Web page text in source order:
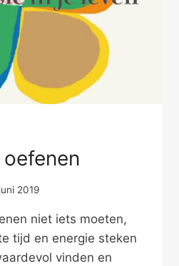
2019
niet iets moeten,
tijd en energie steken
vinden en